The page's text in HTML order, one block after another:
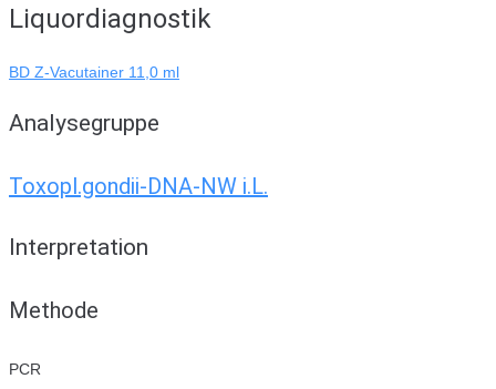
Liquordiagnostik
BD Z-Vacutainer 11,0 ml
Analysegruppe
Toxopl.gondii-DNA-NW i.L.
Interpretation
Methode
PCR